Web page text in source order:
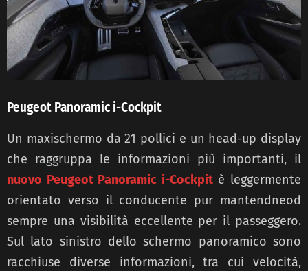
Peugeot Panoramic i-Cockpit
Un maxischermo da 21 pollici e un head-up display
che raggruppa le informazioni più importanti, il
nuovo Peugeot Panoramic i-Cockpitè leggermente
orientato verso il conducente pur mantendneod
sempre una visibilità eccellente per il passeggero.
Sul lato sinistro dello schermo panoramico sono
racchiuse diverse informazioni, tra cui velocità,